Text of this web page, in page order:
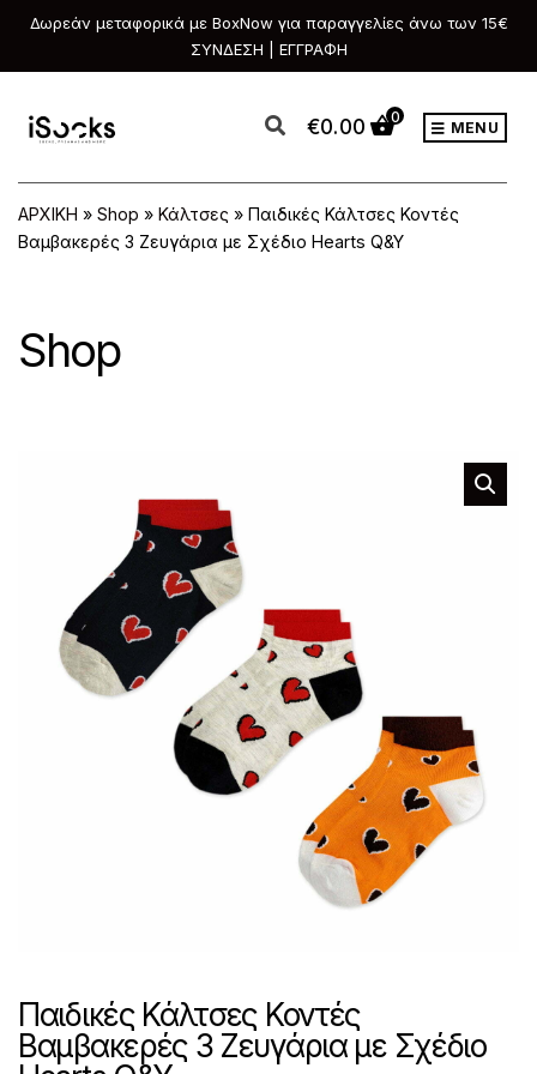
Δωρεάν μεταφορικά με BoxNow για παραγγελίες άνω των 15€
ΣΥΝΔΕΣΗ | ΕΓΓΡΑΦΗ
€0.00 0
MENU
ΑΡΧΙΚΗ » Shop » Κάλτσες » Παιδικές Κάλτσες Κοντές
Βαμβακερές 3 Ζευγάρια με Σχέδιο Hearts Q&Y
Shop
Παιδικές Κάλτσες Κοντές
Βαμβακερές 3 Ζευγάρια με Σχέδιο